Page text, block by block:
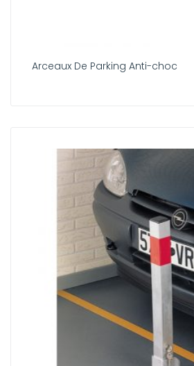
Arceaux De Parking Anti-choc